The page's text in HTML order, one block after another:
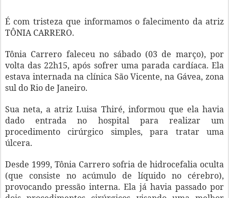
É com tristeza que informamos o falecimento da atriz
TÔNIA CARRERO.
Tônia Carrero faleceu no sábado (03 de março), por
volta das 22h15, após sofrer uma parada cardíaca. Ela
estava internada na clínica São Vicente, na Gávea, zona
sul do Rio de Janeiro.
Sua neta, a atriz Luisa Thiré, informou que ela havia
dado entrada no hospital para realizar um
procedimento cirúrgico simples, para tratar uma
úlcera.
Desde 1999, Tônia Carrero sofria de hidrocefalia oculta
(que consiste no acúmulo de líquido no cérebro),
provocando pressão interna. Ela já havia passado por